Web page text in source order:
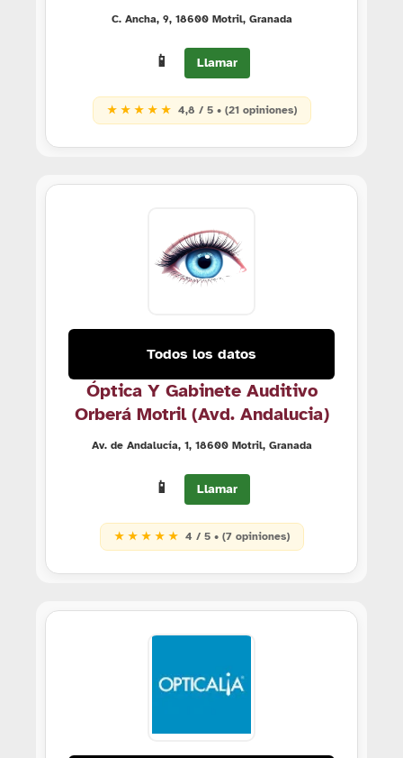
C. Ancha, 9, 18600 Motril, Granada
📱 Llamar
★ ★ ★ ★ ★ 4,8 / 5 • (21 opiniones)
Todos los datos
Óptica Y Gabinete Auditivo
Orberá Motril (Avd. Andalucia)
Av. de Andalucía, 1, 18600 Motril, Granada
📱 Llamar
★ ★ ★ ★ ★ 4 / 5 • (7 opiniones)